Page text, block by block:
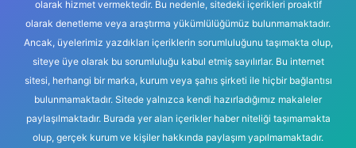
olarak hizmet vermektedir. Bu nedenle, sitedeki içerikleri proaktif
olarak denetleme veya araştırma yükümlülüğümüz bulunmamaktadır.
Ancak, üyelerimiz yazdıkları içeriklerin sorumluluğunu taşımakta olup,
siteye üye olarak bu sorumluluğu kabul etmiş sayılırlar. Bu internet
sitesi, herhangi bir marka, kurum veya şahıs şirketi ile hiçbir bağlantısı
bulunmamaktadır. Sitede yalnızca kendi hazırladığımız makaleler
paylaşılmaktadır. Burada yer alan içerikler haber niteliği taşımamakta
olup, gerçek kurum ve kişiler hakkında paylaşım yapılmamaktadır.